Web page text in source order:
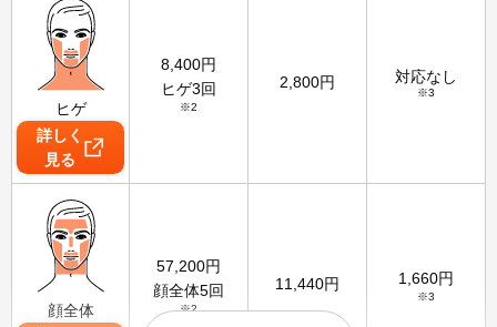
ヒゲ
詳しく
見る
8,400円
ヒゲ3回
※2
2,800円 対応なし
※3
顔全体
57,200円
顔全体5回
※2
11,440円 1,660円
※3